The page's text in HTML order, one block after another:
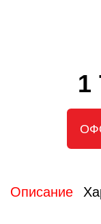
1
Описание